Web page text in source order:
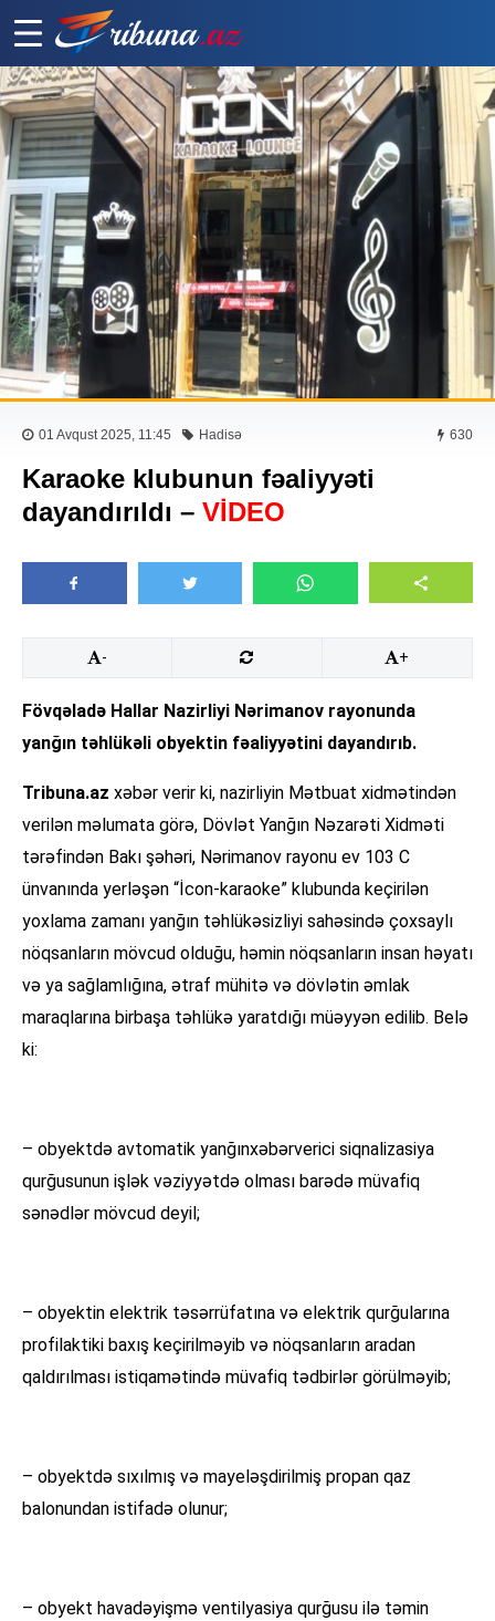
01 Avqust 2025, 11:45 Hadisə 630
Karaoke klubunun fəaliyyəti
dayandırıldı – VİDEO
- +
Fövqəladə Hallar Nazirliyi Nərimanov rayonunda
yanğın təhlükəli obyektin fəaliyyətini dayandırıb.
Tribuna.az xəbər verir ki, nazirliyin Mətbuat xidmətindən
verilən məlumata görə, Dövlət Yanğın Nəzarəti Xidməti
tərəfindən Bakı şəhəri, Nərimanov rayonu ev 103 C
ünvanında yerləşən “İcon-karaoke” klubunda keçirilən
yoxlama zamanı yanğın təhlükəsizliyi sahəsində çoxsaylı
nöqsanların mövcud olduğu, həmin nöqsanların insan həyatı
və ya sağlamlığına, ətraf mühitə və dövlətin əmlak
maraqlarına birbaşa təhlükə yaratdığı müəyyən edilib. Belə
ki:
– obyektdə avtomatik yanğınxəbərverici siqnalizasiya
qurğusunun işlək vəziyyətdə olması barədə müvafiq
sənədlər mövcud deyil;
– obyektin elektrik təsərrüfatına və elektrik qurğularına
profilaktiki baxış keçirilməyib və nöqsanların aradan
qaldırılması istiqamətində müvafiq tədbirlər görülməyib;
– obyektdə sıxılmış və mayeləşdirilmiş propan qaz
balonundan istifadə olunur;
– obyekt havadəyişmə ventilyasiya qurğusu ilə təmin